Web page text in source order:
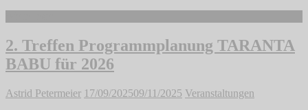
2. Treffen Programmplanung TARANTA
BABU für 2026
Astrid Petermeier 17/09/202509/11/2025 Veranstaltungen